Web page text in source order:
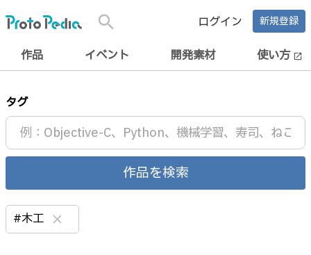
search ログイン 新規登録
作品 イベント 開発素材 使い方 open_in_new
タグ
作品を検索
#木工 clear